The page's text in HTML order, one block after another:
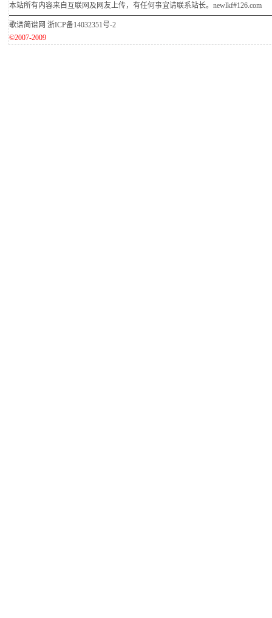
本站所有内容来自互联网及网友上传，有任何事宜请联系站长。newlkf#126.com
歌谱简谱网 浙ICP备14032351号-2
©2007-2009